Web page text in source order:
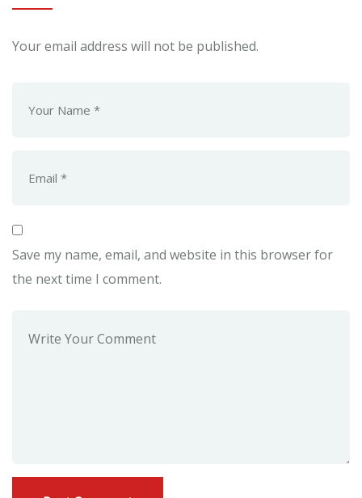
Your email address will not be published.
Save my name, email, and website in this browser for
the next time I comment.